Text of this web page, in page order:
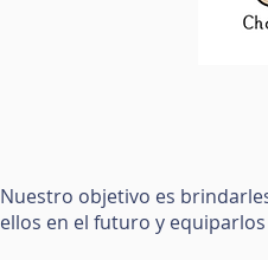
Nuestro objetivo es
ellos en el futuro y